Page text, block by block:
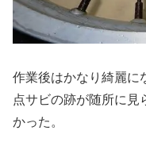
作業後はかなり綺麗に
点サビの跡が随所に見
かった。